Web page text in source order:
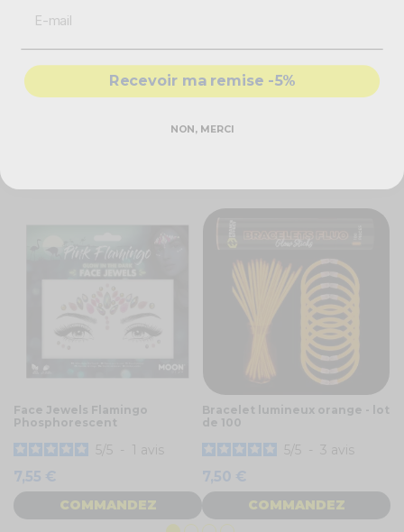
Caractéristiques techniques
Casquette sportive
Couleur : orange
Effet : fluorescent
Face Jewels Flamingo
Phosphorescent
5 5 - 1 avis
7,55 €
COMMANDEZ
Bracelet lumineux orange - lot
de 100
5 5 - 3 avis
7,50 €
COMMANDEZ
Recevoir ma remise -5%
NON, MERCI